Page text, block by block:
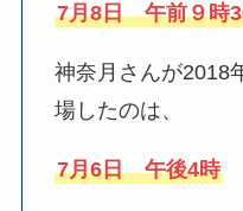
7月8日 午前９時
神奈月さんが2018
場したのは、
7月6日 午後4時